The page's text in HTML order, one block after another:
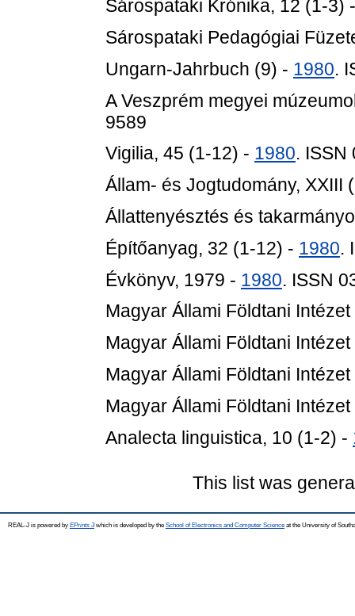
Sárospataki Krónika, 12 (1-3)
Sárospataki Pedagógiai
Ungarn-Jahrbuch (9) - 1980.
A Veszprém megyei
9589
Vigilia, 45 (1-12) - 1980. ISSN
Állam- és Jogtudomány, XXIII
Állattenyésztés és
Építőanyag, 32 (1-12) - 1980.
Évkönyv, 1979 - 1980. ISSN
Magyar Állami Földtani
Magyar Állami Földtani
Magyar Állami Földtani
Magyar Állami Földtani
Analecta linguistica, 10 (1-2) -
This list was
REAL-J is powered by EPrints 3which is developed by the School of Electronics and Computer Science at the University of